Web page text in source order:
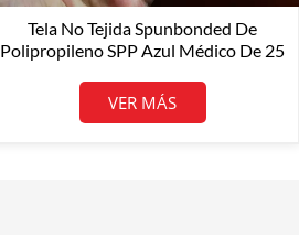
Tela No Tejida Spunbonded De
Polipropileno SPP Azul Médico De 25
Mascarillas Faciales (1.ª/3.ª Capa).
VER MÁS